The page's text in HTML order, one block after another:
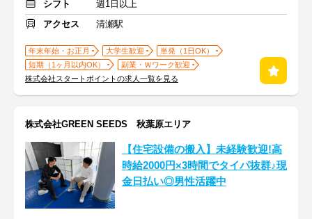
シフト
週1日以上
アクセス
清瀬駅
年末年始・お正月 大学生歓迎
単発（1日OK）
短期（1ヶ月以内OK）
副業・Ｗワーク歓迎
株式会社スタートポイントの求人一覧を見る
株式会社GREEN SEEDS 秋葉原エリア
【住宅設備の搬入】未経験歓迎!高
時給2000円×3時間でタイパ抜群♪現
金日払い◎男性活躍中